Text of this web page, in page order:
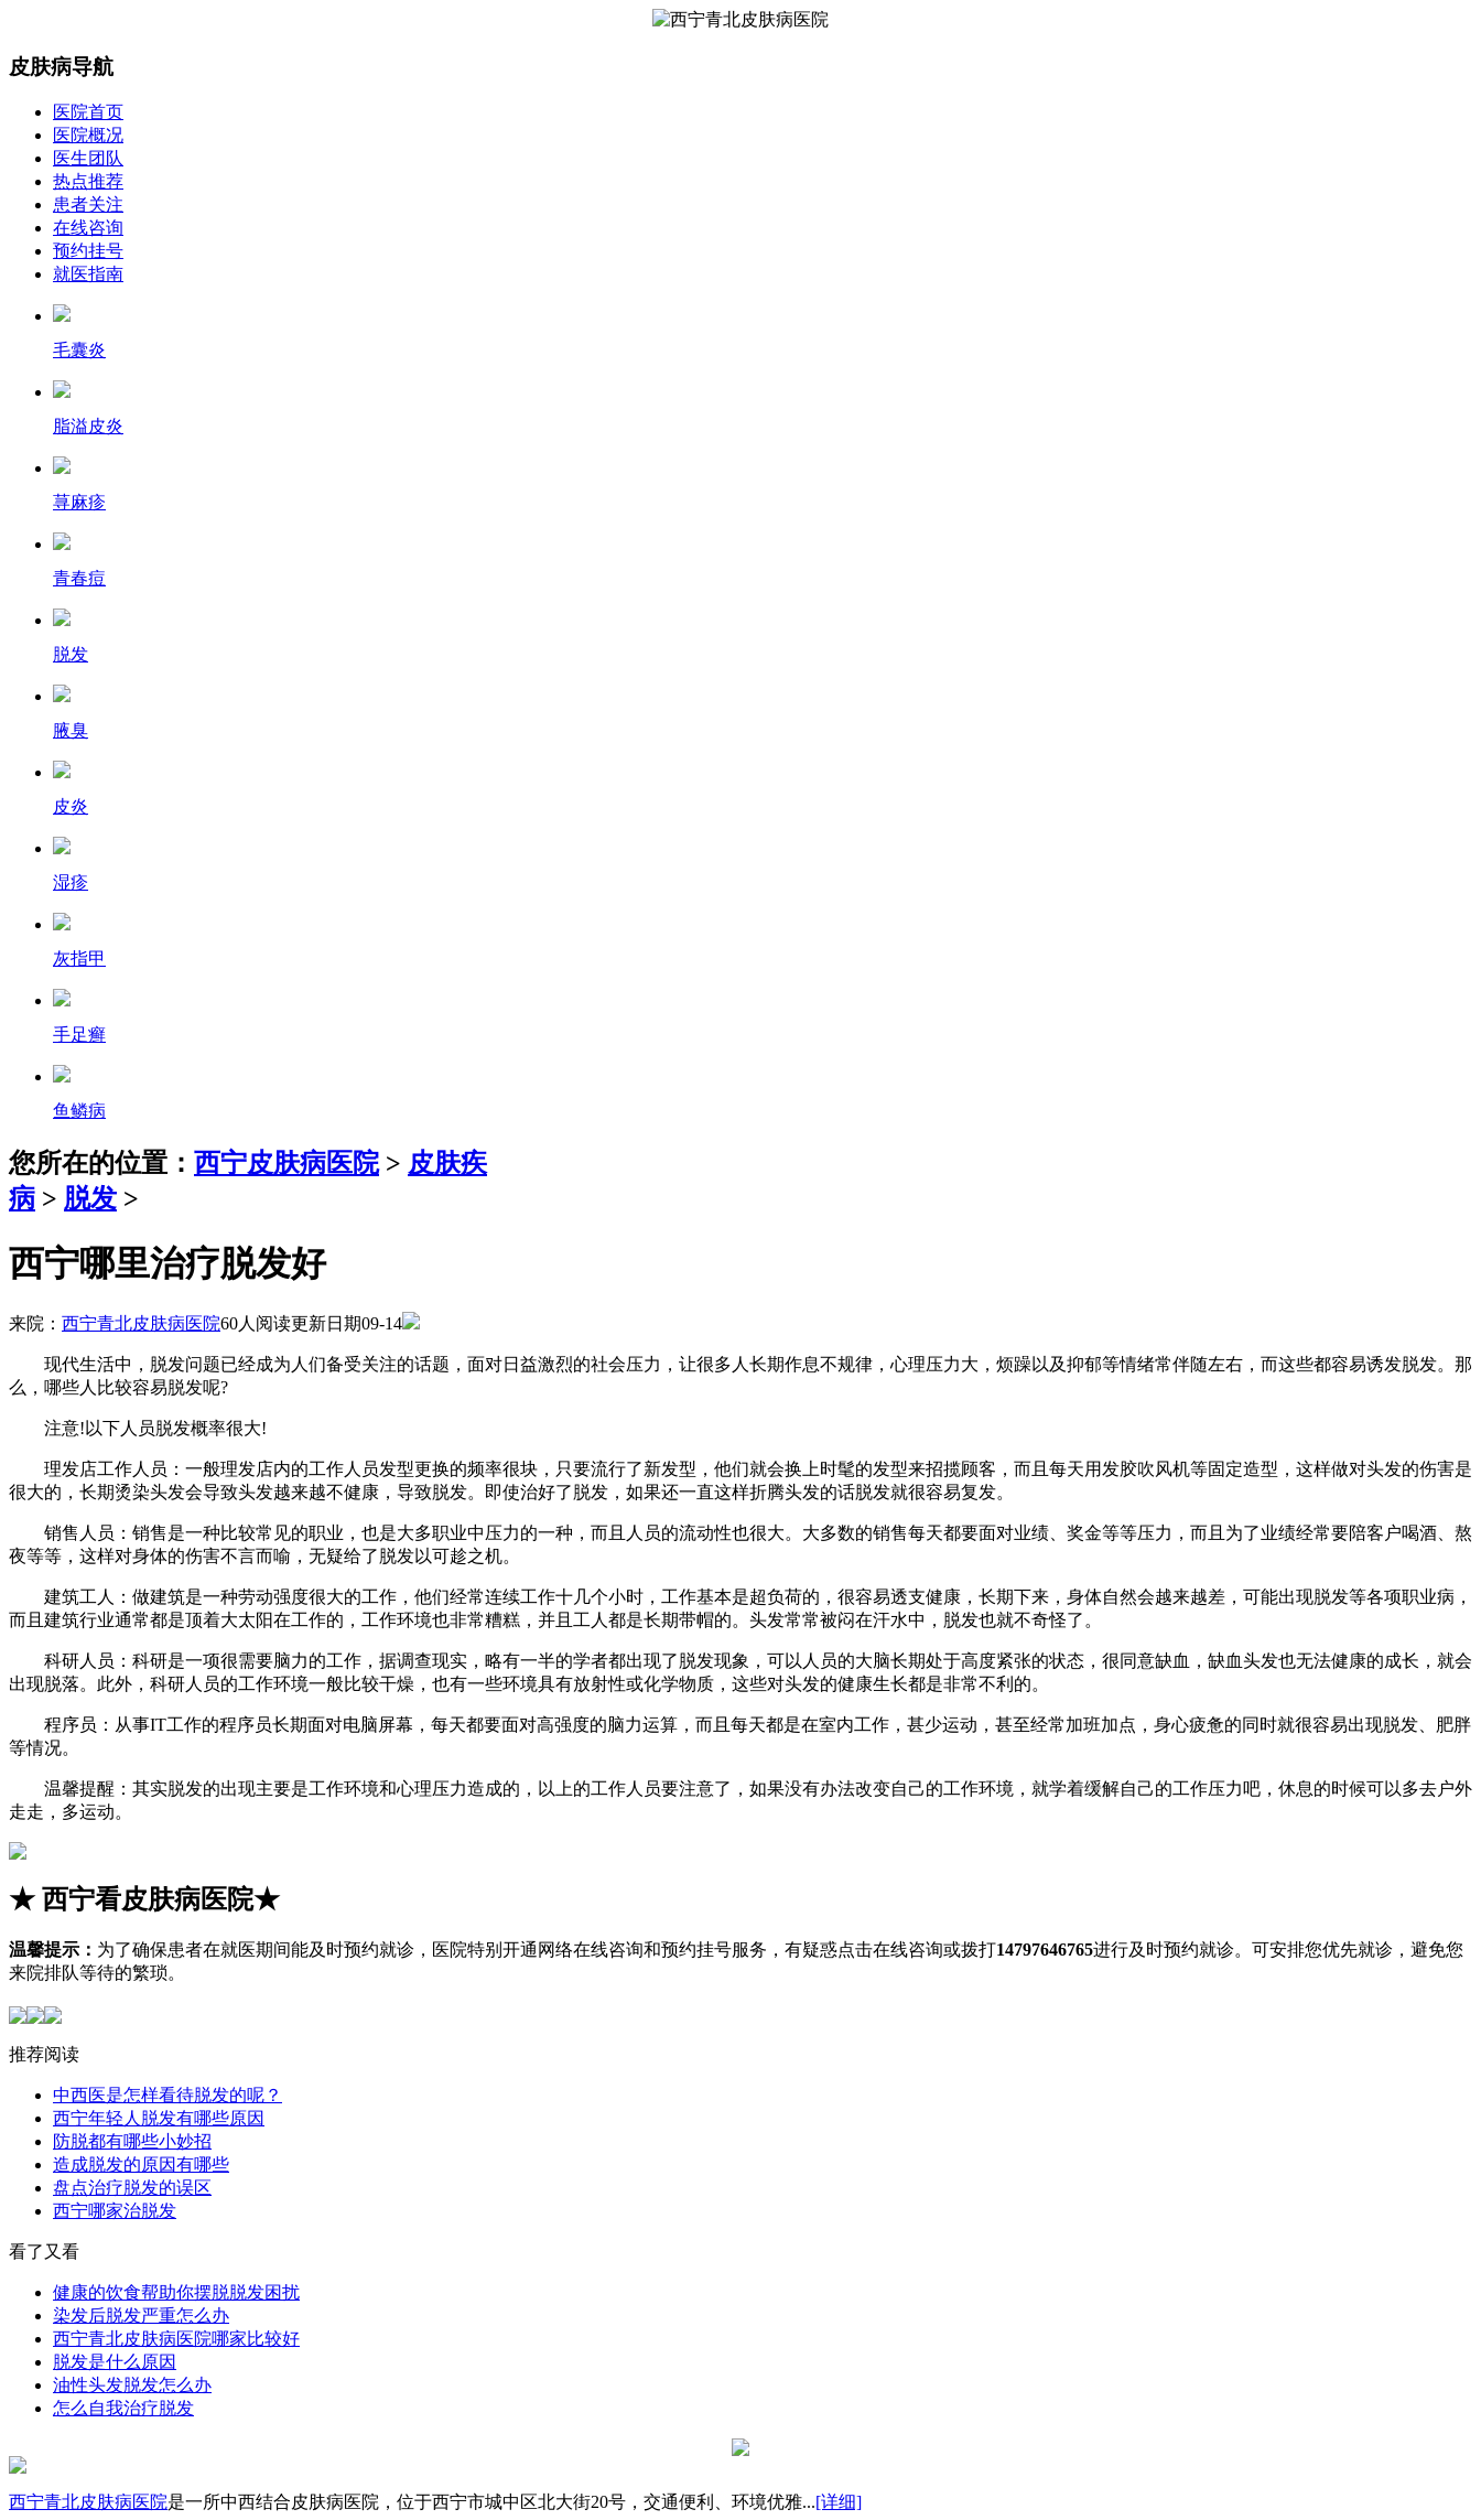
皮肤病导航
医院首页
医院概况
医生团队
热点推荐
患者关注
在线咨询
预约挂号
就医指南
毛囊炎
脂溢皮炎
荨麻疹
青春痘
脱发
腋臭
皮炎
湿疹
灰指甲
手足癣
鱼鳞病
您所在的位置： 西宁皮肤病医院> 皮肤疾
病 > 脱发 >
西宁哪里治疗脱发好
来院： 西宁青北皮肤病医院60人阅读更新日期09-14
现代生活中，脱发问题已经成为人们备受关注的话题，面对日益激烈的社会压力，让很多人长期作息不规律，心理压力大，烦躁以及抑郁等情绪常伴随左右，而这些都容易诱发脱发。那
么，哪些人比较容易脱发呢?
注意!以下人员脱发概率很大!
理发店工作人员：一般理发店内的工作人员发型更换的频率很块，只要流行了新发型，他们就会换上时髦的发型来招揽顾客，而且每天用发胶吹风机等固定造型，这样做对头发的伤害是
很大的，长期烫染头发会导致头发越来越不健康，导致脱发。即使治好了脱发，如果还一直这样折腾头发的话脱发就很容易复发。
销售人员：销售是一种比较常见的职业，也是大多职业中压力的一种，而且人员的流动性也很大。大多数的销售每天都要面对业绩、奖金等等压力，而且为了业绩经常要陪客户喝酒、熬
夜等等，这样对身体的伤害不言而喻，无疑给了脱发以可趁之机。
建筑工人：做建筑是一种劳动强度很大的工作，他们经常连续工作十几个小时，工作基本是超负荷的，很容易透支健康，长期下来，身体自然会越来越差，可能出现脱发等各项职业病，
而且建筑行业通常都是顶着大太阳在工作的，工作环境也非常糟糕，并且工人都是长期带帽的。头发常常被闷在汗水中，脱发也就不奇怪了。
科研人员：科研是一项很需要脑力的工作，据调查现实，略有一半的学者都出现了脱发现象，可以人员的大脑长期处于高度紧张的状态，很同意缺血，缺血头发也无法健康的成长，就会
出现脱落。此外，科研人员的工作环境一般比较干燥，也有一些环境具有放射性或化学物质，这些对头发的健康生长都是非常不利的。
程序员：从事IT工作的程序员长期面对电脑屏幕，每天都要面对高强度的脑力运算，而且每天都是在室内工作，甚少运动，甚至经常加班加点，身心疲惫的同时就很容易出现脱发、肥胖
等情况。
温馨提醒：其实脱发的出现主要是工作环境和心理压力造成的，以上的工作人员要注意了，如果没有办法改变自己的工作环境，就学着缓解自己的工作压力吧，休息的时候可以多去户外
走走，多运动。
★西宁看皮肤病医院★
温馨提示： 为了确保患者在就医期间能及时预约就诊，医院特别开通网络在线咨询和预约挂号服务，有疑惑点击在线咨询或拨打14797646765进行及时预约就诊。可安排您优先就诊，避免您
来院排队等待的繁琐。
推荐阅读
中西医是怎样看待脱发的呢？
西宁年轻人脱发有哪些原因
防脱都有哪些小妙招
造成脱发的原因有哪些
盘点治疗脱发的误区
西宁哪家治脱发
看了又看
健康的饮食帮助你摆脱脱发困扰
染发后脱发严重怎么办
西宁青北皮肤病医院哪家比较好
脱发是什么原因
油性头发脱发怎么办
怎么自我治疗脱发
西宁青北皮肤病医院是一所中西结合皮肤病医院，位于西宁市城中区北大街20号，交通便利、环境优雅...[详细]